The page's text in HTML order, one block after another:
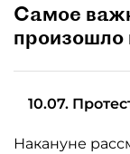
Самое
произошло
10.07.
Накануне